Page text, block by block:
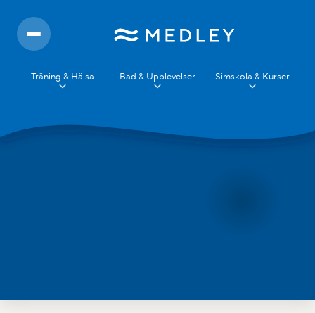
Träning & Hälsa Bad & Upplevelser Simskola & Kurser